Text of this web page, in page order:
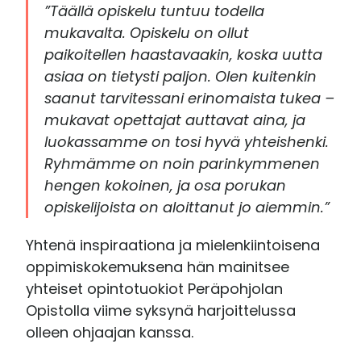
”Täällä opiskelu tuntuu todella
mukavalta. Opiskelu on ollut
paikoitellen haastavaakin, koska uutta
asiaa on tietysti paljon. Olen kuitenkin
saanut tarvitessani erinomaista tukea –
mukavat opettajat auttavat aina, ja
luokassamme on tosi hyvä yhteishenki.
Ryhmämme on noin parinkymmenen
hengen kokoinen, ja osa porukan
opiskelijoista on aloittanut jo aiemmin.”
Yhtenä inspiraationa ja mielenkiintoisena
oppimiskokemuksena hän mainitsee
yhteiset opintotuokiot Peräpohjolan
Opistolla viime syksynä harjoittelussa
olleen ohjaajan kanssa.